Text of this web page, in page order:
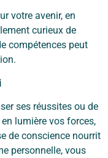
votre avenir, en
curieux de
compétences peut
ses réussites ou de
lumière vos forces,
de conscience nourrit
personnelle, vous